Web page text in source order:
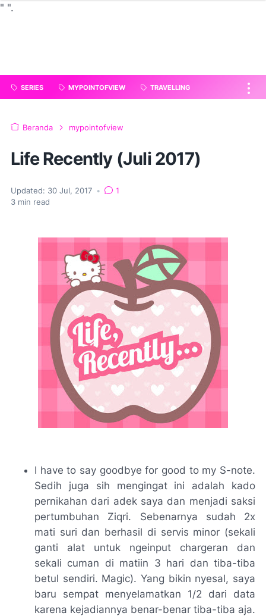
" ".
SERIES MYPOINTOFVIEW TRAVELLING
Beranda mypointofview
Life Recently (Juli 2017)
Updated: 30 Jul, 2017 •
1
3 min read
I have to say goodbye for good to my S-note.
Sedih juga sih mengingat ini adalah kado
pernikahan dari adek saya dan menjadi saksi
pertumbuhan Ziqri. Sebenarnya sudah 2x
mati suri dan berhasil di servis minor (sekali
ganti alat untuk ngeinput chargeran dan
sekali cuman di matiin 3 hari dan tiba-tiba
betul sendiri. Magic). Yang bikin nyesal, saya
baru sempat menyelamatkan 1/2 dari data
karena kejadiannya benar-benar tiba-tiba aja.